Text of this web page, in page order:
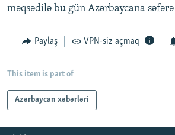
AZADLIQRADIOSU MOBIL TELEFONUNUZDA
BIZIMLƏ ƏLAQƏ
XƏBƏR BÜLLETENLƏRIMIZ
RFE/RL-in bütün saytları
məqsədilə bu gün Azərbaycana
Paylaş VPN-siz açmaq
This item is part of
Azərbaycan xəbərləri